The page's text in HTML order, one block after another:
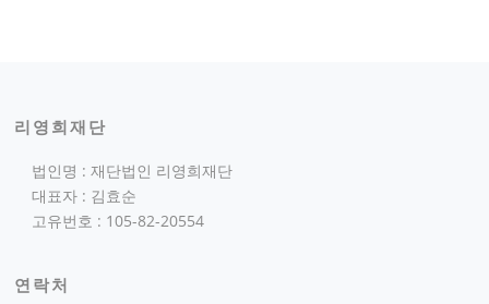
리영희재단
법인명 : 재단법인 리영희재단
대표자 : 김효순
고유번호 : 105-82-20554
연락처